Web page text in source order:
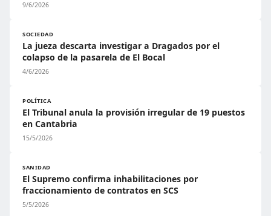
9/6/2026
SOCIEDAD
La jueza descarta investigar a Dragados por el
colapso de la pasarela de El Bocal
4/6/2026
POLÍTICA
El Tribunal anula la provisión irregular de 19 puestos
en Cantabria
15/5/2026
SANIDAD
El Supremo confirma inhabilitaciones por
fraccionamiento de contratos en SCS
5/5/2026